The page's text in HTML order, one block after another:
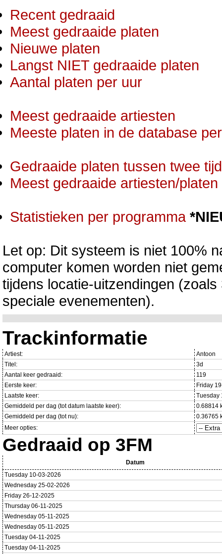
Recent gedraaid
Meest gedraaide platen
Nieuwe platen
Langst NIET gedraaide platen
Aantal platen per uur
Meest gedraaide artiesten
Meeste platen in de database
Gedraaide platen tussen twee
Meest gedraaide artiesten/
Statistieken per programma
Let op: Dit systeem is niet 100%
computer komen worden niet
tijdens locatie-uitzendingen
speciale evenementen).
Trackinformatie
Artiest:
Antoon
Titel:
3d
Aantal keer gedraaid:
119
Eerste keer:
Friday
Laatste keer:
Tuesday
Gemiddeld per dag (tot datum laatste keer):
0.68814
Gemiddeld per dag (tot nu):
0.36765
Meer opties:
Gedraaid op 3FM
Datum
Tuesday 10-03-2026
Wednesday 25-02-2026
Friday 26-12-2025
Thursday 06-11-2025
Wednesday 05-11-2025
Wednesday 05-11-2025
Tuesday 04-11-2025
Tuesday 04-11-2025